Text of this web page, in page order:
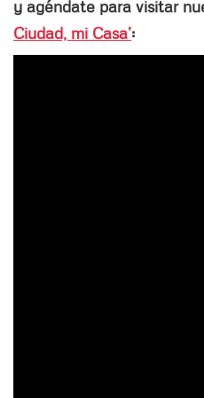
y agéndate para visitar
Ciudad, mi Casa’: